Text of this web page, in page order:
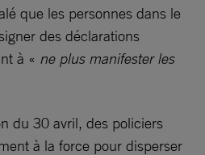
que les personnes dans le
des déclarations
à « ne plus manifester les
du 30 avril, des policiers
à la force pour disperser